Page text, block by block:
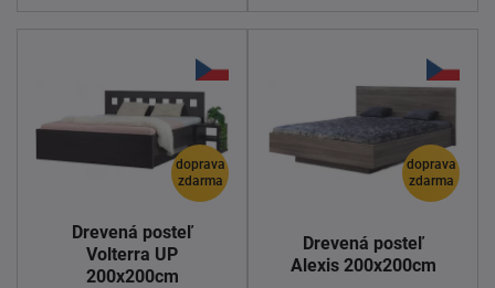
doprava
zdarma
Drevená posteľ
Volterra UP
200x200cm
doprava
zdarma
Drevená posteľ
Alexis 200x200cm